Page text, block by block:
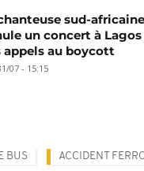
sud-
un concert à Lagos
appels au boycott
07 - 15:15
BUS ACCIDENT